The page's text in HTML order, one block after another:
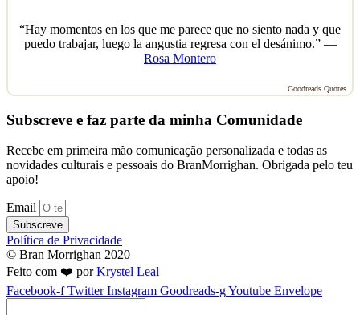
“Hay momentos en los que me parece que no siento nada y que
puedo trabajar, luego la angustia regresa con el desánimo.” —
Rosa Montero
Goodreads Quotes
Subscreve e faz parte da minha Comunidade
Recebe em primeira mão comunicação personalizada e todas as
novidades culturais e pessoais do BranMorrighan. Obrigada pelo teu
apoio!
Email
Subscreve
Política de Privacidade
© Bran Morrighan 2020
Feito com ❤️ porKrystel Leal
Facebook-f Twitter Instagram Goodreads-gYoutube Envelope